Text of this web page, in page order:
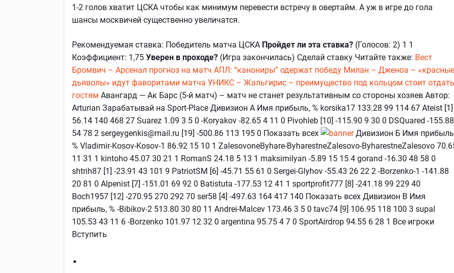
1-2 голов хватит ЦСКА чтобы как минимум перевести встречу в овертайм. А уж в игре до гола
шансы москвичей существенно увеличатся.
Рекомендуемая ставка: Победитель матча ЦСКА Пройдет ли эта ставка? (Голосов: 2) 1 1
Коэффициент: 1,75 Уверен в проходе? (Игра закончилась) Сделай ставку Читайте также: Вест
Бромвич – Арсенал прогноз на матч АПЛ: “канониры” одержат победу Милан – Дженоа – «красные
дьяволы» идут фаворитами матча УНИКС – Жальгирис – преимущество под кольцом стоит отдать
гостям Авангард — Ак Барс (5-й матч) – матч не станет результативным со стороны хозяев Автор:
Arturian Зарабатывай на Sport-Place Дивизион А Имя прибыль, % korsika17 133.28 99 114 67 Ateist [1]
56.14 140 468 27 Suarez 1.09 3 5 0 -Koryakov -82.65 4 11 0 Pivohleb [10] -115.90 9 30 0 DSQuared -155.88
54 78 2 sergeygenkis@mail.ru [19] -500.86 113 195 0 Показать всех
Дивизион Б Имя
% Vladimir-Kosov-Kosov-1 86.92 15 10 1 ZalesovoneByhare-ByharestneZalesovo-ByharestneZalesovo
11 31 1 kintoho 45.07 30 21 1 RomanS 24.18 5 13 1 maksimilyan -5.89 15 15 4 gorand -16.30 48 58 0
shtrih87 [1] -23.91 43 101 9 PatriotSM [6] -45.71 55 61 0 Sergei-Glyhov -55.43 26 22 2 -Borzenko-1 -141.88
20 81 0 Alpenist [7] -151.01 69 92 0 Batistuta -177.53 12 41 1 sportprofit777 [8] -241.18 99 229 40
Boch1957 [12] -270.95 270 292 70 ser58 [4] -497.63 164 417 140 Показать всех Дивизион В Имя
прибыль, % -Bibikov-2 513.80 30 80 11 Andrei-Malcev 173.46 3 5 0 tavc74 [9] 106.95 118 100 3 supal
105.53 43 11 6 -Borzenko 101.97 12 32 0 argentina 95.75 4 7 0 SportAirdrop 94.55 6 28 1 Все игроки
Вступить